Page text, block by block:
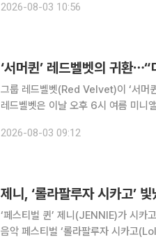
2026-08-03 10:56
그룹 레드벨벳(Red Velvet)이 ‘서머퀸’의 화려한 귀환
레드벨벳은 이날 오후 6시 여름 미니앨
름 감성을 담은 총 5곡이 수록됐다
2026-08-03 09:12
제니, ‘롤라팔루자 시카고’
‘페스티벌 퀸’ 제니(JENNIE)가 시카고의 밤을 찬란하
음악 페스티벌 ‘롤라팔루자 시카고